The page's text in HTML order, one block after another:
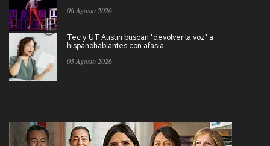
06 Agosto 2026
Tec y UT Austin buscan "devolver la voz" a
hispanohablantes con afasia
05 Agosto 2026